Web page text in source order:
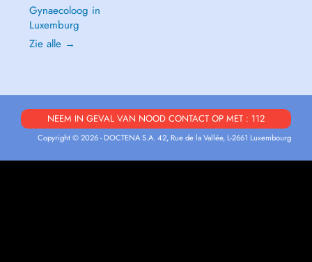
Gynaecoloog in
Luxemburg
Zie alle →
NEEM IN GEVAL VAN NOOD CONTACT OP MET : 112
Copyright © 2026 - DOCTENA S.A. 42, Rue de la Vallée, L-2661 Luxembourg